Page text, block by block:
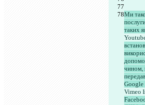
Ми
таких
чином,
Google
Vimeo